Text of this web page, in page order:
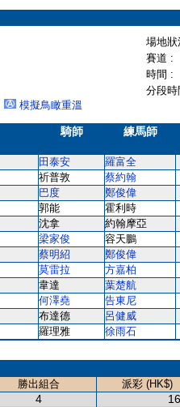
場地
賽道 :
時間 :
分段
模擬鳥瞰重溫
騎師 練馬師
田泰安 羅富全
祈普敦 蔡約翰
巴度 鄭俊偉
郭能 霍利時
沈拿 約翰摩亞
梁家俊 容天鵬
蔡明紹 鄭俊偉
莫雷拉 方嘉柏
韋達 葉楚航
何澤堯 告東尼
布達德 呂健威
羅理雅
徐雨石
勝出組合
派彩 (HK$)
4